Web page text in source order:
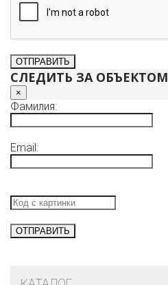
СЛЕДИТЬ ЗА ОБЪЕКТОМ
×
Фамилия:
Email: